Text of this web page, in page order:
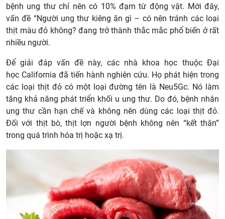
bệnh ung thư chỉ nên có 10% đạm từ động vật. Mới đây,
vấn đề “Người ung thư kiêng ăn gì – có nên tránh các loại
thịt màu đỏ không? đang trở thành thắc mắc phổ biến ở rất
nhiều người.
Để giải đáp vấn đề này, các nhà khoa học thuộc Đại
học California đã tiến hành nghiên cứu. Họ phát hiện trong
các loại thịt đỏ có một loại đường tên là Neu5Gc. Nó làm
tăng khả năng phát triển khối u ung thư. Do đó, bệnh nhân
ung thư cần hạn chế và không nên dùng các loại thịt đỏ.
Đối với thịt bò, thịt lợn người bệnh không nên “kết thân”
trong quá trình hóa trị hoặc xạ trị.